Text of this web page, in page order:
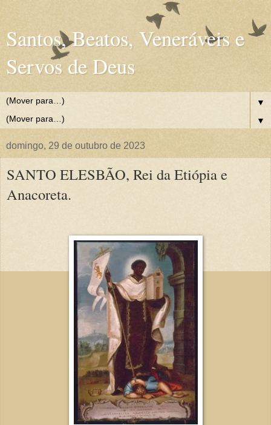
Santos, Beatos, Veneráveis e
Servos de Deus
▼
▼
domingo, 29 de outubro de 2023
SANTO ELESBÃO, Rei da Etiópia e
Anacoreta.